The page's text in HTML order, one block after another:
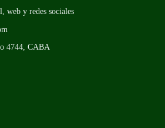
web y redes sociales
4744, CABA